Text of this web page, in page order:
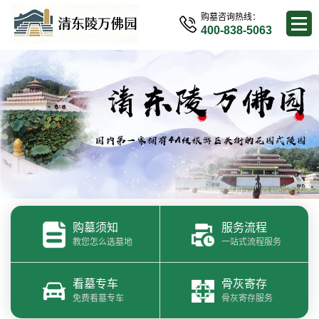
购墓咨询热线：
400-838-5063
购墓须知
教您怎么选墓地
服务流程
一站式流程服务
看墓专车
免费看墓专车
骨灰寄存
骨灰寄存服务